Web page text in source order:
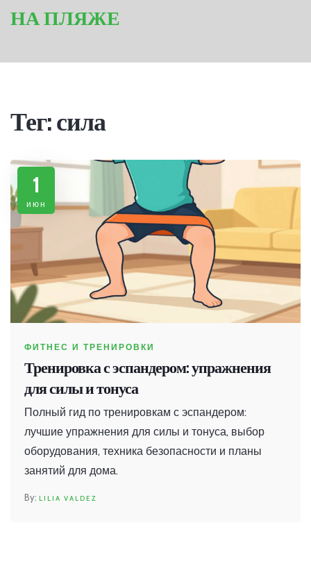
НА ПЛЯЖЕ
Тег: сила
1
июн
ФИТНЕС И ТРЕНИРОВКИ
Тренировка с эспандером: упражнения
для силы и тонуса
Полный гид по тренировкам с эспандером:
лучшие упражнения для силы и тонуса, выбор
оборудования, техника безопасности и планы
занятий для дома.
LILIA VALDEZ